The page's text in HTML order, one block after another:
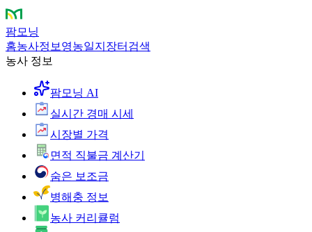
팜모닝
홈농사정보 영농일지 장터 검색
농사 정보
팜모닝 AI
실시간 경매 시세
시장별 가격
면적 직불금 계산기
숨은 보조금
병해충 정보
농사 커리큘럼